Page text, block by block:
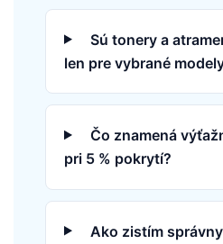
Sú tonery a
len pre vybrané
Čo znamená
pri 5 % pokrytí?
Ako zistím